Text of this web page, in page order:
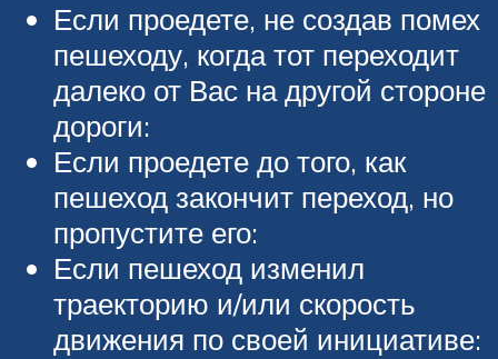
Если проедете, не создав помех
пешеходу, когда тот переходит
далеко от Вас на другой стороне
дороги:
Если проедете до того, как
пешеход закончит переход, но
пропустите его:
Если пешеход изменил
траекторию и/или скорость
движения по своей инициативе: